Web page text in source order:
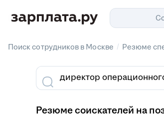
Поиск сотрудников в Москве / Резюме
Резюме соискателей на